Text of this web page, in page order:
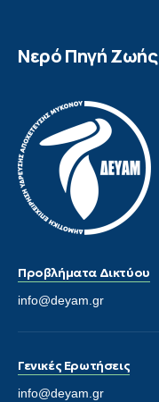
Νερό Πηγή Ζωής
Προβλήματα Δικτύου
info@deyam.gr
Γενικές Ερωτήσεις
info@deyam.gr